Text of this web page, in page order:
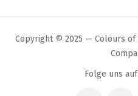
Copyright © 2025 — Colours
Folge uns